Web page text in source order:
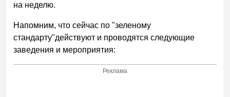
на неделю.
Напомним, что сейчас по "зеленому
стандарту"действуют и проводятся следующие
заведения и мероприятия:
Реклама